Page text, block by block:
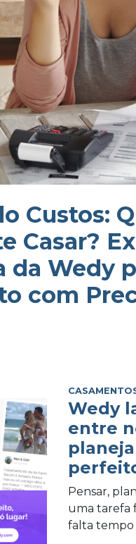
Custos:
Casar?
da Wedy
com
Wedy
entre
Pensar,
uma tarefa
falta tempo